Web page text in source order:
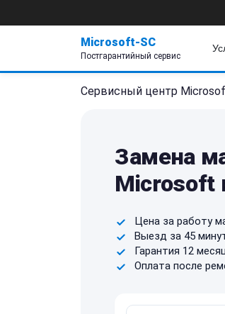
Microsoft-SC
Постгарантийный сервис
Сервисный центр
Замена
Microsoft
Цена за работу
Выезд за 45
Гарантия 12
Оплата после